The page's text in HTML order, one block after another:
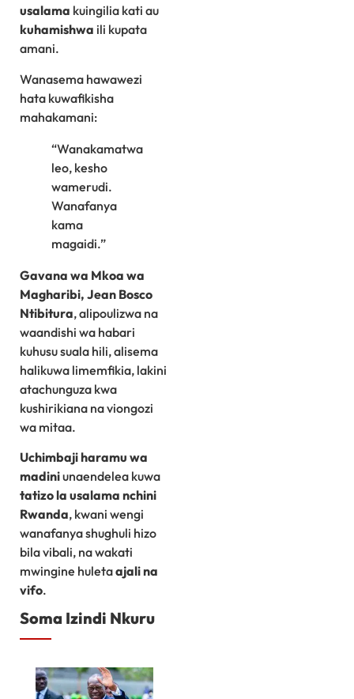
usalama kuingilia kati au
kuhamishwa ili kupata
amani.
Wanasema hawawezi
hata kuwafikisha
mahakamani:
“Wanakamatwa
leo, kesho
wamerudi.
Wanafanya
kama
magaidi.”
Gavana wa Mkoa wa
Magharibi, Jean Bosco
Ntibitura, alipoulizwa na
waandishi wa habari
kuhusu suala hili, alisema
halikuwa limemfikia, lakini
atachunguza kwa
kushirikiana na viongozi
wa mitaa.
Uchimbaji haramu wa
madiniunaendelea kuwa
tatizo la usalama nchini
Rwanda, kwani wengi
wanafanya shughuli hizo
bila vibali, na wakati
mwingine huletaajali na
vifo.
Soma Izindi Nkuru